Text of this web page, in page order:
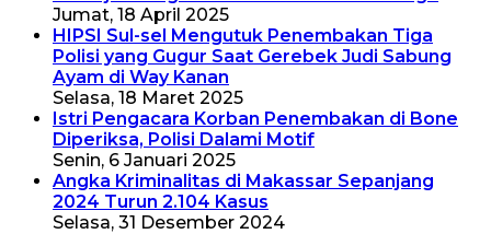
Jumat, 18 April 2025
HIPSI Sul-sel Mengutuk Penembakan Tiga
Polisi yang Gugur Saat Gerebek Judi Sabung
Ayam di Way Kanan
Selasa, 18 Maret 2025
Istri Pengacara Korban Penembakan di Bone
Diperiksa, Polisi Dalami Motif
Senin, 6 Januari 2025
Angka Kriminalitas di Makassar Sepanjang
2024 Turun 2.104 Kasus
Selasa, 31 Desember 2024